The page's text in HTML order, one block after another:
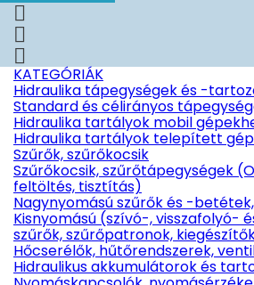



KATEGÓRIÁK
Hidraulika tápegységek és -
Standard és célirányos
Hidraulika tartályok mobil
Hidraulika tartályok telepített
Szűrők, szűrőkocsik
Szűrőkocsik, szűrőtápegységek
feltöltés, tisztítás)
Nagynyomású szűrők és -
Kisnyomású (szívó-, visszafolyó-
szűrők, szűrőpatronok,
Hőcserélők, hűtőrendszerek,
Hidraulikus akkumulátorok és